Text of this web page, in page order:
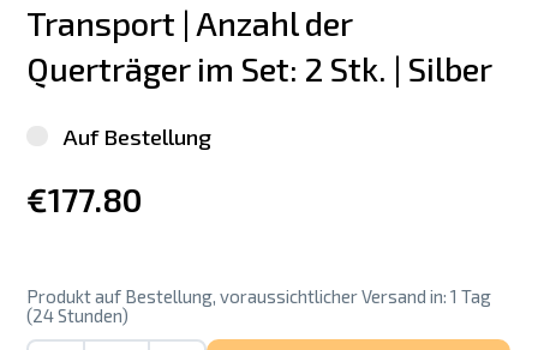
Transport | Anzahl der
Querträger im Set: 2 Stk. | Silber
Auf Bestellung
€177.80
Produkt auf Bestellung, voraussichtlicher Versand in: 1 Tag
(24 Stunden)